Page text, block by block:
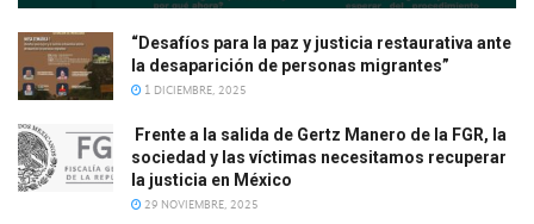
“Desafíos para la paz y justicia restaurativa ante
la desaparición de personas migrantes”
1 DICIEMBRE, 2025
Frente a la salida de Gertz Manero de la FGR, la
sociedad y las víctimas necesitamos recuperar
la justicia en México
29 NOVIEMBRE, 2025